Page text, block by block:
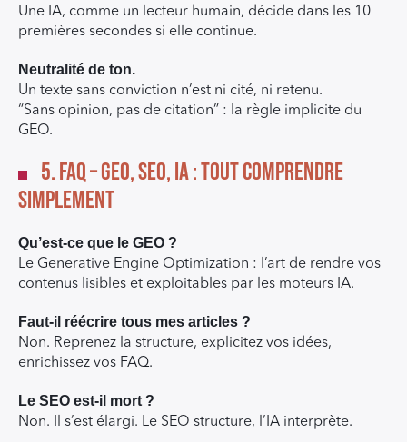
Une IA, comme un lecteur humain, décide dans les 10
premières secondes si elle continue.
Neutralité de ton.
Un texte sans conviction n’est ni cité, ni retenu.
“Sans opinion, pas de citation” : la règle implicite du
GEO.
5. FAQ – GEO, SEO, IA : tout comprendre
simplement
Qu’est-ce que le GEO ?
Le Generative Engine Optimization : l’art de rendre vos
contenus lisibles et exploitables par les moteurs IA.
Faut-il réécrire tous mes articles ?
Non. Reprenez la structure, explicitez vos idées,
enrichissez vos FAQ.
Le SEO est-il mort ?
Non. Il s’est élargi. Le SEO structure, l’IA interprète.